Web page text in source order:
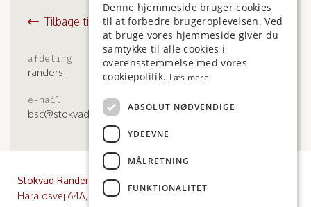
Tilbage til medarbejdere
afdeling
randers
mobil
+45 8915 3045
e-mail
bsc@stokvad.dk
Stokvad Randers
Haraldsvej 64A, 8960
Denne hjemmeside bruger cookies
til at forbedre brugeroplevelsen. Ved
at bruge vores hjemmeside giver du
samtykke til alle cookies i
overensstemmelse med vores
cookiepolitik. Læs mere
ABSOLUT NØDVENDIGE
YDEEVNE
MÅLRETNING
FUNKTIONALITET